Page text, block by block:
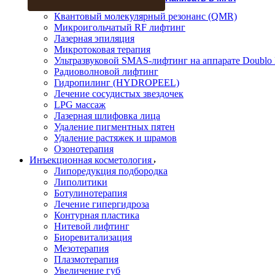
Квантовый молекулярный резонанс (QMR)
Микроигольчатый RF лифтинг
Лазерная эпиляция
Микротоковая терапия
Ультразвуковой SMAS-лифтинг на аппарате
Радиоволновой лифтинг
Гидропилинг (HYDROPEEL)
Лечение сосудистых звездочек
LPG массаж
Лазерная шлифовка лица
Удаление пигментных пятен
Удаление растяжек и шрамов
Озонотерапия
Инъекционная косметология
Липоредукция подбородка
Липолитики
Ботулинотерапия
Лечение гипергидроза
Контурная пластика
Нитевой лифтинг
Биоревитализация
Мезотерапия
Плазмотерапия
Увеличение губ